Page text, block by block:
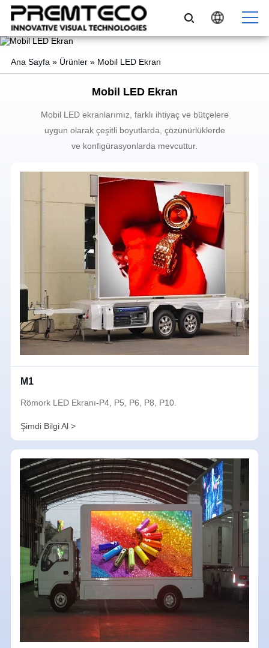
Ana Sayfa » Ürünler » Mobil LED Ekran
Mobil LED Ekran
Mobil LED ekranlarımız, farklı ihtiyaç ve bütçelere
uygun olarak çeşitli boyutlarda, çözünürlüklerde
ve konfigürasyonlarda mevcuttur.
M1
Römork LED Ekranı-P4, P5, P6, P8, P10.
Şimdi Bilgi Al >